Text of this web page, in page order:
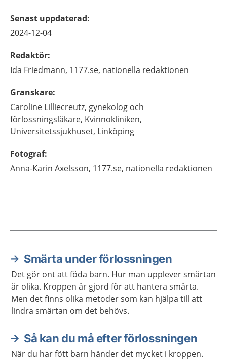
Senast uppdaterad:
2024-12-04
Redaktör:
Ida Friedmann, 1177.se, nationella redaktionen
Granskare:
Caroline Lilliecreutz, gynekolog och
förlossningsläkare, Kvinnokliniken,
Universitetssjukhuset, Linköping
Fotograf:
Anna-Karin Axelsson, 1177.se, nationella redaktionen
Aktuella artiklar
Smärta under förlossningen
Det gör ont att föda barn. Hur man upplever smärtan
är olika. Kroppen är gjord för att hantera smärta.
Men det finns olika metoder som kan hjälpa till att
lindra smärtan om det behövs.
Så kan du må efter förlossningen
När du har fött barn händer det mycket i kroppen.